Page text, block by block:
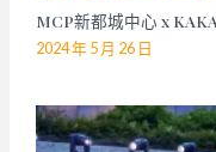
MCP新都城中心 x
2024 年 5 月 26 日